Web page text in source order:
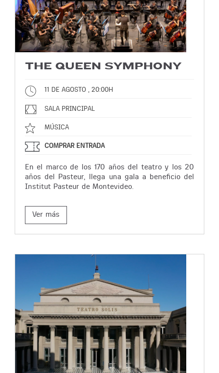
THE QUEEN SYMPHONY
11 DE AGOSTO , 20:00H
SALA PRINCIPAL
MÚSICA
COMPRAR ENTRADA
En el marco de los 170 años del teatro y los 20
años del Pasteur, llega una gala a beneficio del
Institut Pasteur de Montevideo.
Ver más